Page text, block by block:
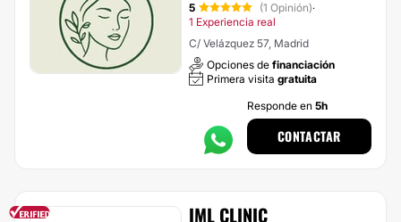
5 (1 Opinión)·
1 Experiencia real
C/ Velázquez 57, Madrid
Opciones de financiación
Primera visita gratuita
Responde en 5h
CONTACTAR
IML CLINIC